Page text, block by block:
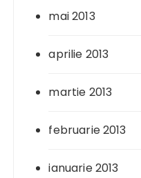
mai 2013
aprilie 2013
martie 2013
februarie 2013
ianuarie 2013